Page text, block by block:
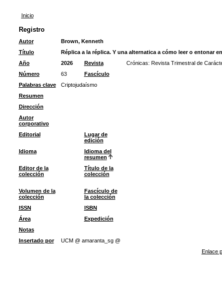
Inicio
Registro
Autor
Brown, Kenneth
Título
Réplica a la réplica. Y una alternatica a cómo leer o entonar
Año
2026 Revista
Crónicas: Revista Trimestral de
Número
63
Fascículo
Palabras clave
Criptojudaísmo
Resumen
Dirección
Autor
corporativo
Editorial
Lugar de
edición
Idioma
Idioma del
resumen
Editor de la
colección
Título de la
colección
Volumen de la
colección
Fascículo de
la colección
ISSN
ISBN
Área
Expedición
Notas
Insertado por
UCM @ amaranta_sg @
Enlace